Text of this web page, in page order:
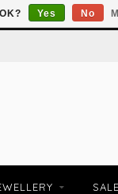
Yes No